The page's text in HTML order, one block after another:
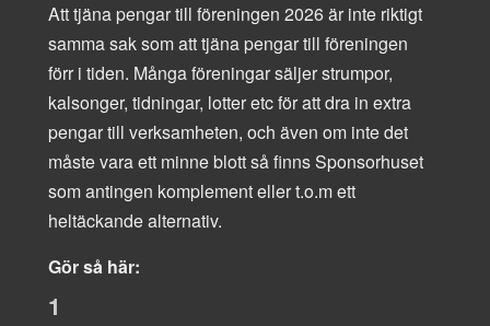
Att tjäna pengar till föreningen 2026 är inte riktigt
samma sak som att tjäna pengar till föreningen
förr i tiden. Många föreningar säljer strumpor,
kalsonger, tidningar, lotter etc för att dra in extra
pengar till verksamheten, och även om inte det
måste vara ett minne blott så finns Sponsorhuset
som antingen komplement eller t.o.m ett
heltäckande alternativ.
Gör så här:
1